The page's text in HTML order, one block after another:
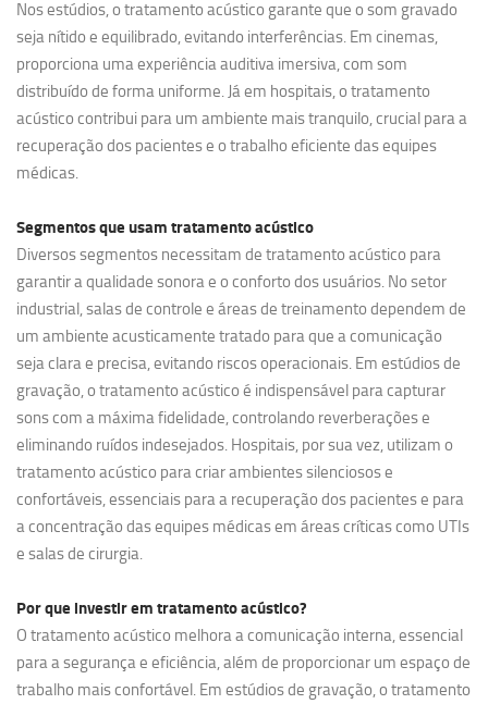
Nos estúdios, o tratamento acústico garante que o som gravado
seja nítido e equilibrado, evitando interferências. Em cinemas,
proporciona uma experiência auditiva imersiva, com som
distribuído de forma uniforme. Já em hospitais, o tratamento
acústico contribui para um ambiente mais tranquilo, crucial para a
recuperação dos pacientes e o trabalho eficiente das equipes
médicas.
Segmentos que usamtratamento acústico
Diversos segmentos necessitam de tratamento acústico para
garantir a qualidade sonora e o conforto dos usuários. No setor
industrial, salas de controle e áreas de treinamento dependem de
um ambiente acusticamente tratado para que a comunicação
seja clara e precisa, evitando riscos operacionais. Em estúdios de
gravação, o tratamento acústico é indispensável para capturar
sons com a máxima fidelidade, controlando reverberações e
eliminando ruídos indesejados. Hospitais, por sua vez, utilizam o
tratamento acústico para criar ambientes silenciosos e
confortáveis, essenciais para a recuperação dos pacientes e para
a concentração das equipes médicas em áreas críticas como UTIs
e salas de cirurgia.
Por que investir emtratamento acústico?
O tratamento acústico melhora a comunicação interna, essencial
para a segurança e eficiência, além de proporcionar um espaço de
trabalho mais confortável. Em estúdios de gravação, o tratamento